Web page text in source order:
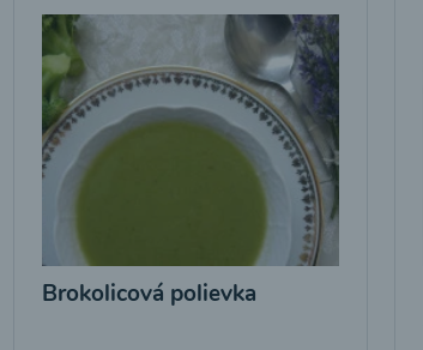
Brokolicová polievka